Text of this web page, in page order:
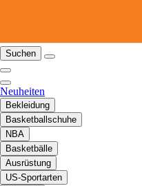
Suchen
Neuheiten
Bekleidung
Basketballschuhe
NBA
Basketbälle
Ausrüstung
US-Sportarten